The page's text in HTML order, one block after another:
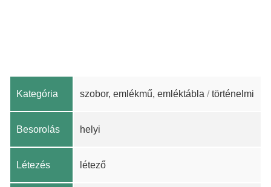
Kategória szobor, emlékmű, emléktábla /történelmi
Besorolás helyi
Létezés létező